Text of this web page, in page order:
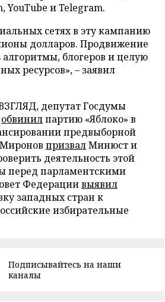
YouTube и Telegram.
сетях в эту кампанию
долларов. Продвижение
блогеров и целую
ресурсов», – заявил
депутат Госдумы
обвинилпартию «Яблоко» в
предвыборной
призвалМинюст и
деятельность этой
перед парламентскими
Федерациивыявил
западных стран к
избирательные
Подписывайтесь на наши
каналы